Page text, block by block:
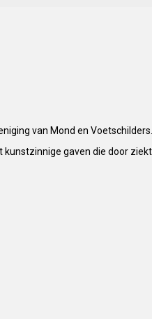
van Mond en Voetschilders.
gaven die door